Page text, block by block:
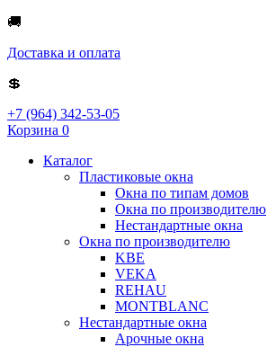
🚚
Доставка и оплата
💲
+7 (964) 342-53-05
Корзина 0
Каталог
Пластиковые окна
Окна по типам домов
Окна по производителю
Нестандартные окна
Окна по производителю
KBE
VEKA
REHAU
MONTBLANC
Нестандартные окна
Арочные окна